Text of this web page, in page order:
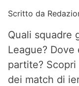
Scritto da
Quali squadre
League?
partite?
dei match di